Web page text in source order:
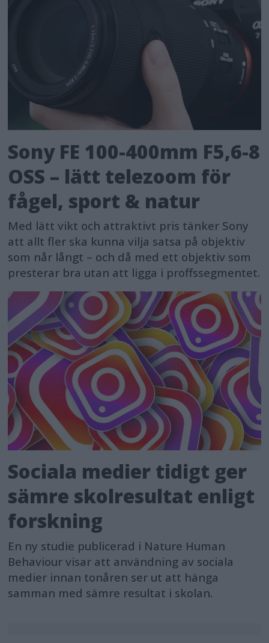
Sony FE 100-400mm F5,6-8
OSS – lätt telezoom för
fågel, sport & natur
Med lätt vikt och attraktivt pris tänker Sony
att allt fler ska kunna vilja satsa på objektiv
som når långt – och då med ett objektiv som
presterar bra utan att ligga i proffssegmentet.
Sociala medier tidigt ger
sämre skolresultat enligt
forskning
En ny studie publicerad i Nature Human
Behaviour visar att användning av sociala
medier innan tonåren ser ut att hänga
samman med sämre resultat i skolan.